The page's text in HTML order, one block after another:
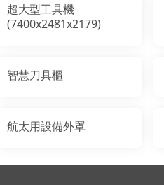
超大型工具機
(7400x2481x2179)
智慧刀具櫃
航太用設備外罩